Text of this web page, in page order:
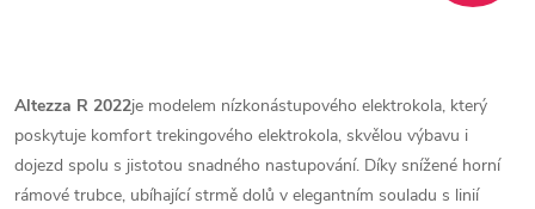
Altezza R 2022je modelem nízkonástupového elektrokola, který
poskytuje komfort trekingového elektrokola, skvělou výbavu i
dojezd spolu s jistotou snadného nastupování. Díky snížené horní
rámové trubce, ubíhající strmě dolů v elegantním souladu s linií